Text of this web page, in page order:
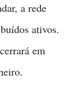
a rede
ativos.
em